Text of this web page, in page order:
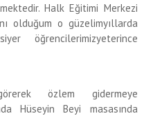
Halk Eğitimi Merkezi
olduğum o güzelimyıllarda
öğrencilerimizyeterince
özlem gidermeye
Hüseyin Beyi masasında